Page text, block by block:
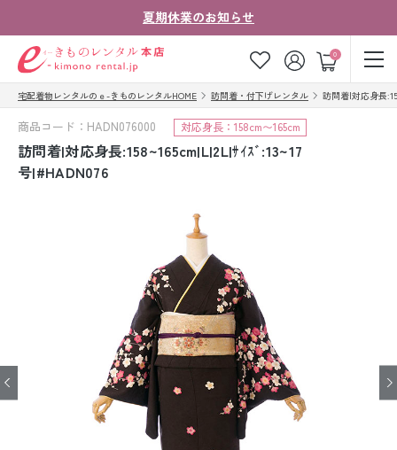
夏期休業のお知らせ
0
ゲスト
お気に入り ログイン カート
ご注文の流れ
会社案内
法人・グループの
お客様はこちら
着物の種類から探す
振袖レンタル
宅配着物レンタルのｅ-きものレンタルHOME 訪問着・付下げレンタル 訪問着|対応身長
商品コード：HADN076000 対応身長：158cm〜165cm
訪問着|対応身長:158~165cm|L|2L|ｻｲｽﾞ:13~17
号|#HADN076